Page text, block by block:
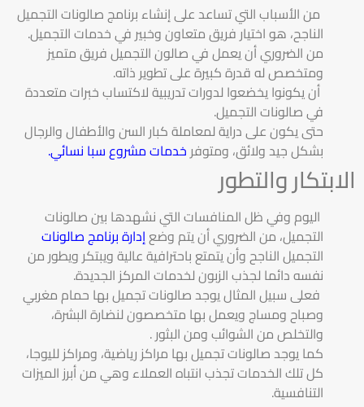
من الأسباب التي تساعد على إنشاء برنامج صالونات التجميل
الناجح، هو اختيار فريق متعاون وخبير في خدمات التجميل.
من الضروري أن يعمل في صالون التجميل فريق متميز
ومتخصص له قدرة كبيرة على تطوير ذاته.
أن يكونوا يخضعوا لدورات تدريبية لاكتساب خبرات متعددة
في صالونات التجميل.
حتى يكون على دراية لمعاملة كبار السن والأطفال والرجال
بشكل جيد ولائق، ومتوفر خدمات مشروع سبا نسائي.
الابتكار والتطور
اليوم وفي ظل المنافسات التي نشهدها بين صالونات
التجميل، من الضروري أن يتم وضعإدارة برنامج صالونات
التجميل الناجح وأن يتمتع باحترافية عالية ويبتكر ويطور من
نفسه دائما لجذب الزبون لخدمات المركز الجديدة.
فعلى سبيل المثال يوجد صالونات تجميل بها حمام مغربي
وصباح ومساج ويعمل بها متخصصون لنضارة البشرة،
والتخلص من الشوائب ومن البثور .
كما يوجد صالونات تجميل بها مراكز رياضية، ومراكز لليوجا،
كل تلك الخدمات تجذب انتباه العملاء وهي من أبرز الميزات
التنافسية.